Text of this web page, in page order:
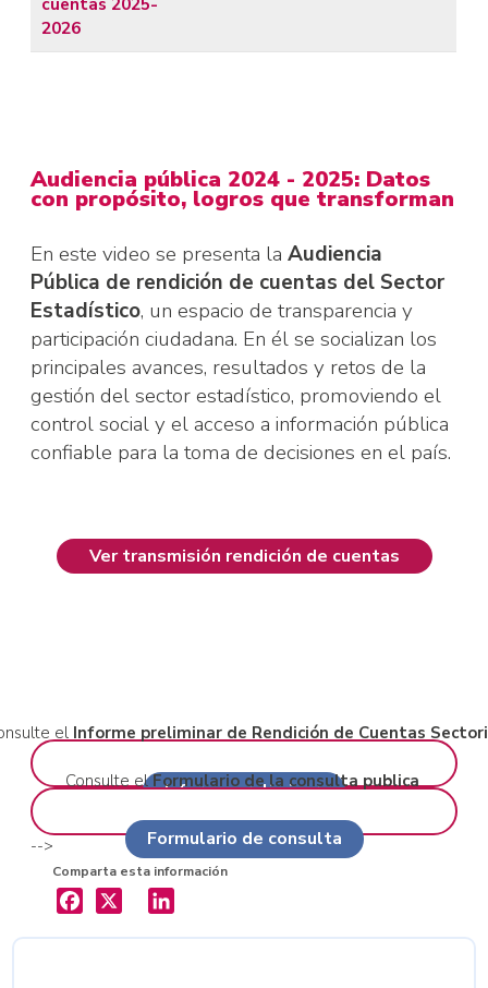
2026
Audiencia pública 2024 - 2025: Datos
con propósito, logros que transforman
En este video se presenta laAudiencia
Pública de rendición de cuentas del Sector
Estadístico, un espacio de transparencia y
participación ciudadana. En él se socializan los
principales avances, resultados y retos de la
gestión del sector estadístico, promoviendo el
control social y el acceso a información pública
confiable para la toma de decisiones en el país.
Ver transmisión rendición de cuentas
el Informe preliminar de Rendición de Cuentas
Informe preliminar
Consulte elFormulario de la consulta publica
Formulario de consulta
-->
Comparta esta información
X LinkedIn